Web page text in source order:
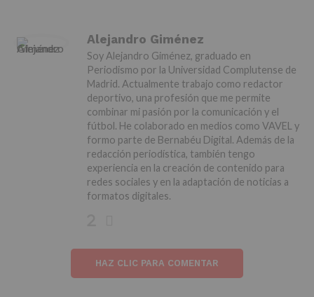
Alejandro Giménez
Soy Alejandro Giménez, graduado en
Periodismo por la Universidad Complutense de
Madrid. Actualmente trabajo como redactor
deportivo, una profesión que me permite
combinar mi pasión por la comunicación y el
fútbol. He colaborado en medios como VAVEL y
formo parte de Bernabéu Digital. Además de la
redacción periodística, también tengo
experiencia en la creación de contenido para
redes sociales y en la adaptación de noticias a
formatos digitales.
HAZ CLIC PARA COMENTAR